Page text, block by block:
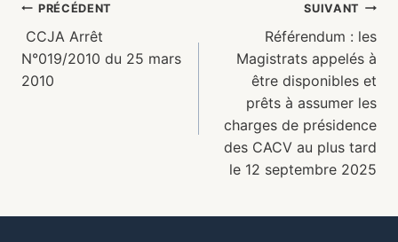
PRÉCÉDENT
CCJA Arrêt
N°019/2010 du 25 mars
2010
SUIVANT
Référendum : les
Magistrats appelés à
être disponibles et
prêts à assumer les
charges de présidence
des CACV au plus tard
le 12 septembre 2025